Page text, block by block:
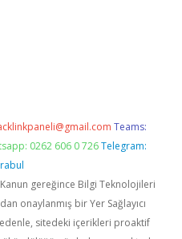
Teams:
0262 606 0 726 Telegram:
Kanun gereğince Bilgi Teknolojileri
onaylanmış bir Yer Sağlayıcı
sitedeki içerikleri proaktif